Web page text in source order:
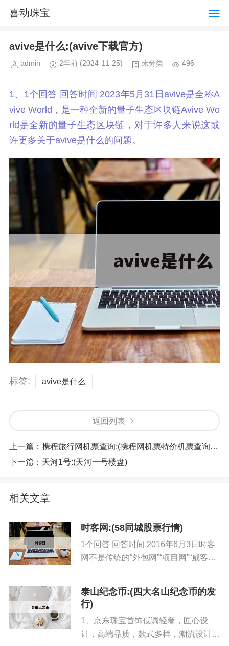
喜动珠宝
avive是什么:(avive下载官方)
admin 2年前 (2024-11-25) 未分类 496
1、1个回答 回答时间 2023年5月31日avive是全称A
vive World，是一种全新的量子生态区块链Avive Wo
rld是全新的量子生态区块链，对于许多人来说这或
许更多关于avive是什么的问题。
标签: avive是什么
返回列表
上一篇： 携程旅行网机票查询:(携程网机票特价机票查询预订)
下一篇： 天河1号:(天河一号楼盘)
相关文章
时客网:(58同城股票行情)
1个回答 回答时间 2016年6月3日时客
网不是传统的“外包网”“项目网”“威客
于时客网的问题。...
泰山纪念币:(四大名山纪念币的发
行)
1、京东珠宝首饰低调轻奢，匠心设
计，高端品质，款式多样，潮流设计，